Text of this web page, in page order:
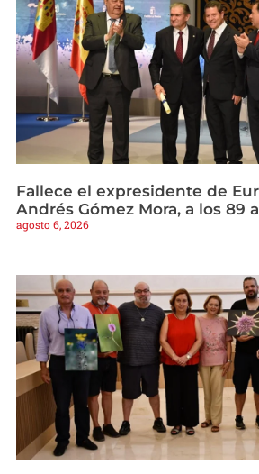
Fallece el expresidente de
Andrés Gómez Mora, a los 89
agosto 6, 2026